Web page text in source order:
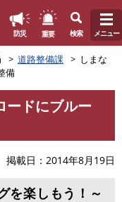
防災 重要 検索 メニュー
道路整備課
しまな
備
ードにブルー
掲載日 2014年8月19日
を楽しもう！～